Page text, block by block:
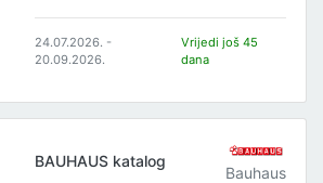
24.07.2026. -
20.09.2026.
Vrijedi još 45
dana
BAUHAUS katalog
Bauhaus